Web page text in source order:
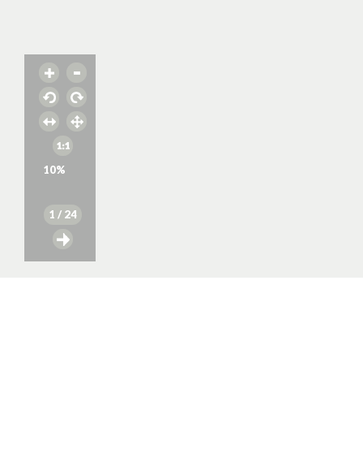
10%
1 / 24